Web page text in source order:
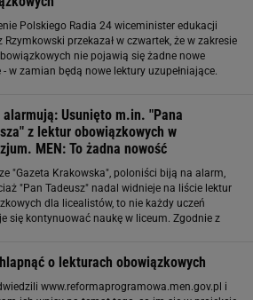
Polskiego Radia 24 wiceminister edukacji
Rzymkowski przekazał w czwartek, że w zakresie
nie pojawią się żadne nowe
- w zamian będą nowe lektury uzupełniające.
alarmują: Usunięto m.in. "Pana
z lektur obowiązkowych w
MEN: To żadna nowość
"Gazeta Krakowska", poloniści biją na alarm,
"Pan Tadeusz" nadal widnieje na liście lektur
dla licealistów, to nie każdy uczeń
się kontynuować naukę w liceum. Zgodnie z
o lekturach obowiązkowych
www.reformaprogramowa.men.gov.pl i